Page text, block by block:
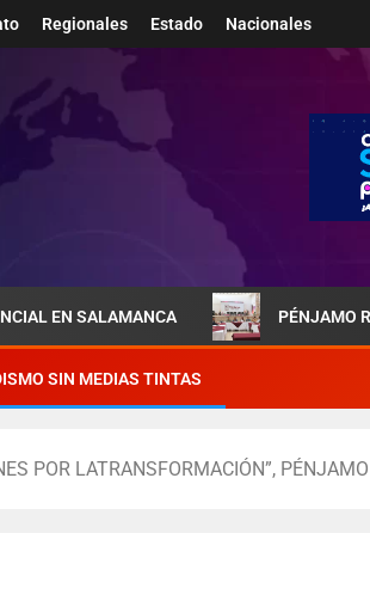
Regionales Estado Nacionales
PÉNJAMO REFUERZA
SIN MEDIAS TINTAS
POR LATRANSFORMACIÓN”,